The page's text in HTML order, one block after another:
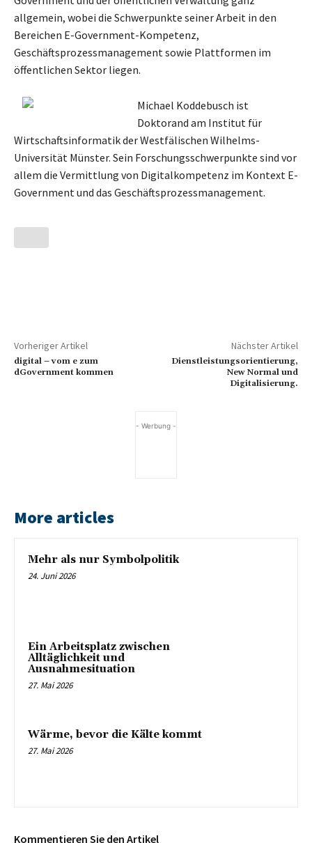
allgemein, wobei die Schwerpunkte seiner Arbeit in den
Bereichen E-Government-Kompetenz,
Geschäftsprozessmanagement sowie Plattformen im
öffentlichen Sektor liegen.
Michael Koddebusch ist
Doktorand am Institut für
Wirtschaftsinformatik der Westfälischen Wilhelms-
Universität Münster. Sein Forschungsschwerpunkte sind vor
allem die Vermittlung von Digitalkompetenz im Kontext E-
Government und das Geschäftsprozessmanagement.
Vorheriger Artikel
digital – vom e zum
dGovernment kommen
Nächster Artikel
Dienstleistungsorientierung,
New Normal und
Digitalisierung.
- Werbung -
More articles
Mehr als nur Symbolpolitik
24. Juni 2026
Ein Arbeitsplatz zwischen
Alltäglichkeit und
Ausnahmesituation
27. Mai 2026
Wärme, bevor die Kälte kommt
27. Mai 2026
Kommentieren Sie den Artikel